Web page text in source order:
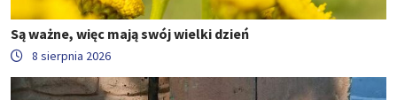
Są ważne, więc mają swój wielki dzień
8 sierpnia 2026